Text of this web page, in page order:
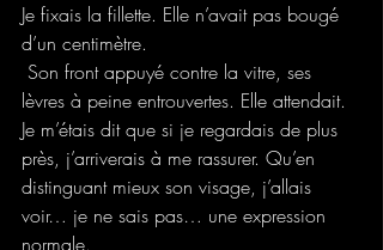
Je fixais la fillette. Elle n’avait pas bougé
d’un centimètre.
lèvres à peine entrouvertes. Elle attendait.
Je m’étais dit que si je regardais de plus
près, j’arriverais à me rassurer. Qu’en
distinguant mieux son visage, j’allais
voir… je ne sais pas… une expression
normale.